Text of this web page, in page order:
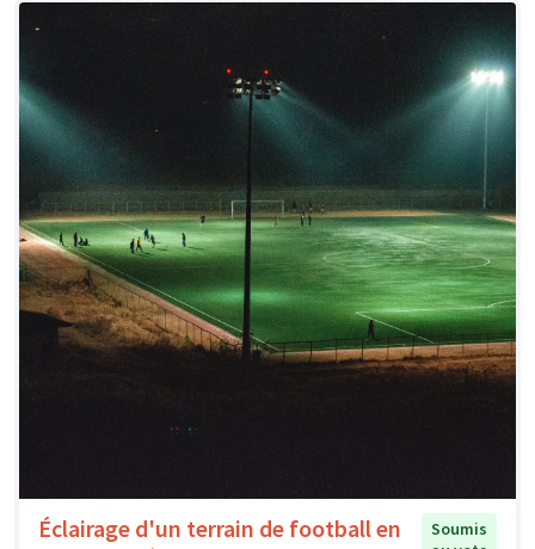
Éclairage d'un terrain de football en
Soumis